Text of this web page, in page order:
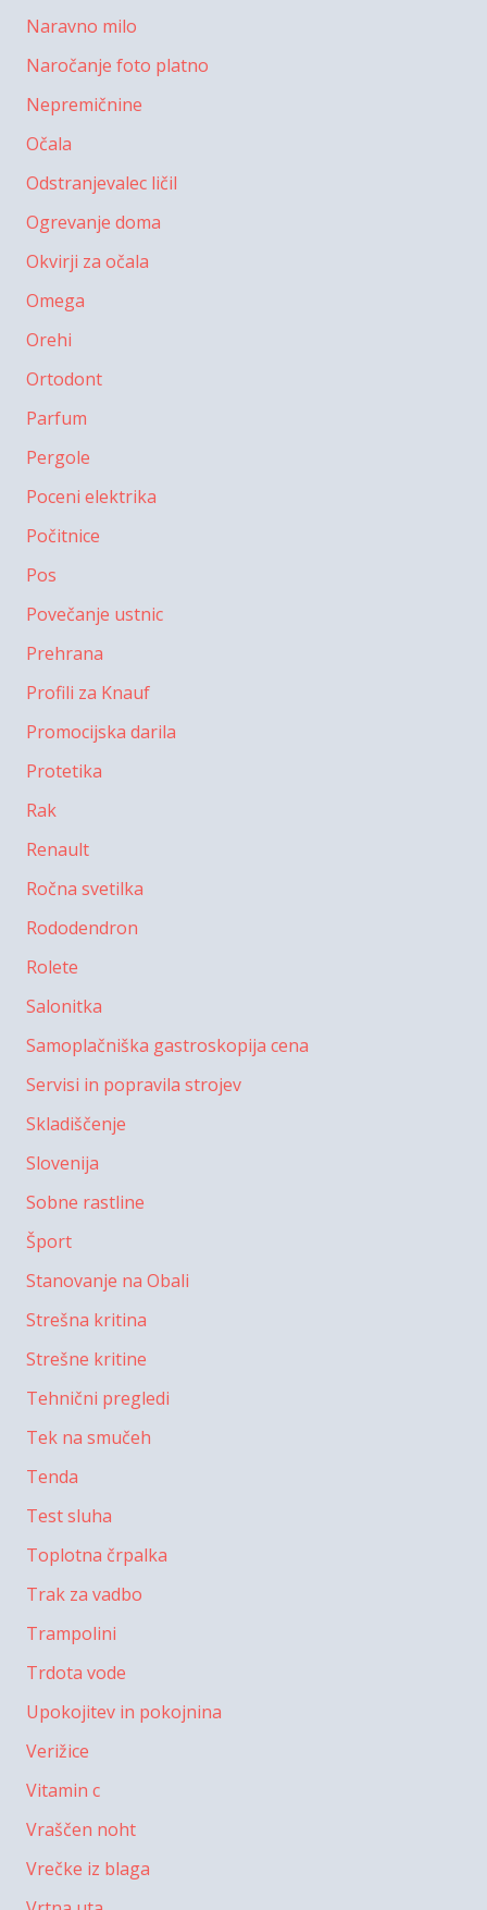
Naravno milo
Naročanje foto platno
Nepremičnine
Očala
Odstranjevalec ličil
Ogrevanje doma
Okvirji za očala
Omega
Orehi
Ortodont
Parfum
Pergole
Poceni elektrika
Počitnice
Pos
Povečanje ustnic
Prehrana
Profili za Knauf
Promocijska darila
Protetika
Rak
Renault
Ročna svetilka
Rododendron
Rolete
Salonitka
Samoplačniška gastroskopija cena
Servisi in popravila strojev
Skladiščenje
Slovenija
Sobne rastline
Šport
Stanovanje na Obali
Strešna kritina
Strešne kritine
Tehnični pregledi
Tek na smučeh
Tenda
Test sluha
Toplotna črpalka
Trak za vadbo
Trampolini
Trdota vode
Upokojitev in pokojnina
Verižice
Vitamin c
Vraščen noht
Vrečke iz blaga